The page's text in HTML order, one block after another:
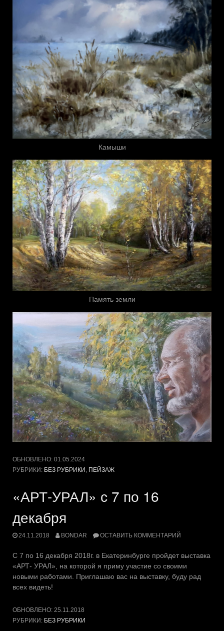
Камыши
Память земли
ОБНОВЛЕНО: 01.05.2024
РУБРИКИ: БЕЗ РУБРИКИ ПЕЙЗАЖ
«АРТ-УРАЛ» с 7 по 16
декабря
24.11.2018 BONDAR ОСТАВИТЬ КОММЕНТАРИЙ
C 7 по 16 декабря 2018г. в Екатеринбурге пройдет выставка
«АРТ- УРАЛ», на которой я приму участие со своими
новыми работами. Приглашаю вас на выставку, буду рад
всех видеть!
ОБНОВЛЕНО: 25.11.2018
РУБРИКИ: БЕЗ РУБРИКИ